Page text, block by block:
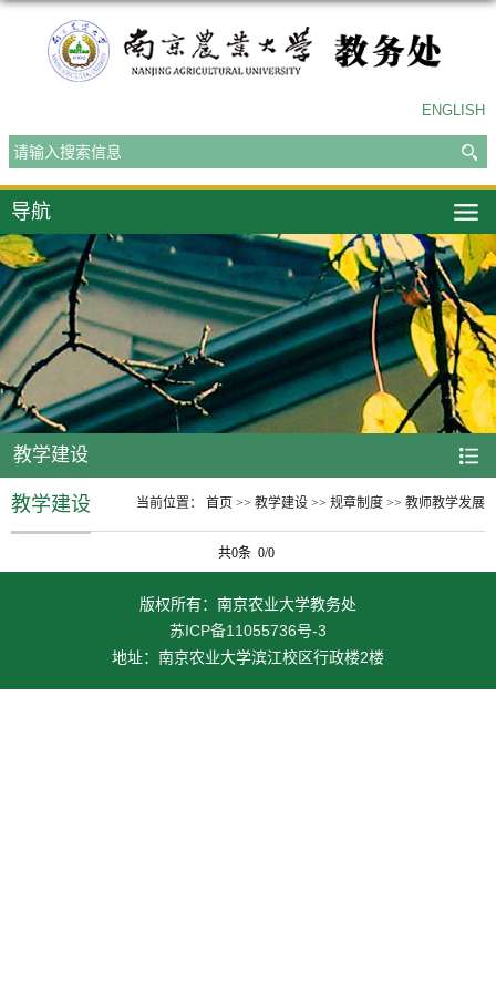
ENGLISH
导航
教学建设
当前位置： 首页 >> 教学建设 >> 规章制度 >> 教师教学发展
教学建设
共0条 0/0
版权所有：南京农业大学教务处
苏ICP备11055736号-3
地址：南京农业大学滨江校区行政楼2楼